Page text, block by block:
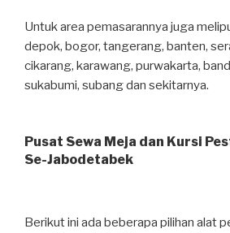
Untuk area pemasarannya juga
depok, bogor, tangerang, banten,
cikarang, karawang, purwakarta,
sukabumi, subang dan sekitarnya.
Pusat Sewa Meja dan Kursi
Se-Jabodetabek
Berikut ini ada beberapa pilihan alat